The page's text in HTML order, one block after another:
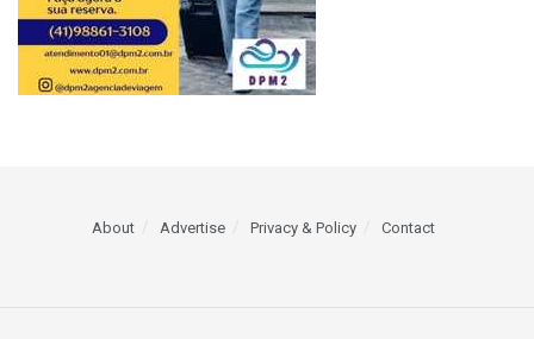
About Advertise Privacy & Policy Contact